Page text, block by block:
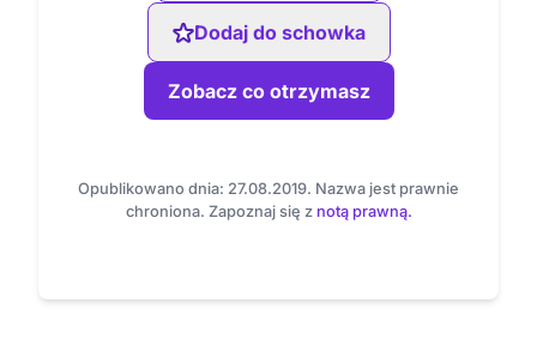
Dodaj do schowka
Zobacz co otrzymasz
Opublikowano dnia: 27.08.2019. Nazwa jest prawnie
chroniona. Zapoznaj się z notą prawną.